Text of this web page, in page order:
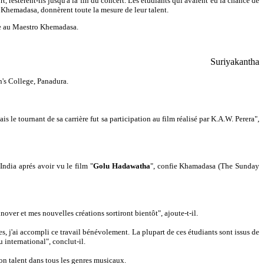
donnèrent toute la mesure de leur talent.
Maestro Khemadasa.
Suriyakantha
College, Panadura.
le tournant de sa carrière fut sa participation au film réalisé par K.A.W. Perera",
aprés avoir vu le film "Golu Hadawatha", confie Khamadasa (The Sunday
et mes nouvelles créations sortiront bientôt", ajoute-t-il.
j'ai accompli ce travail bénévolement. La plupart de ces étudiants sont issus de
international", conclut-il.
talent dans tous les genres musicaux.